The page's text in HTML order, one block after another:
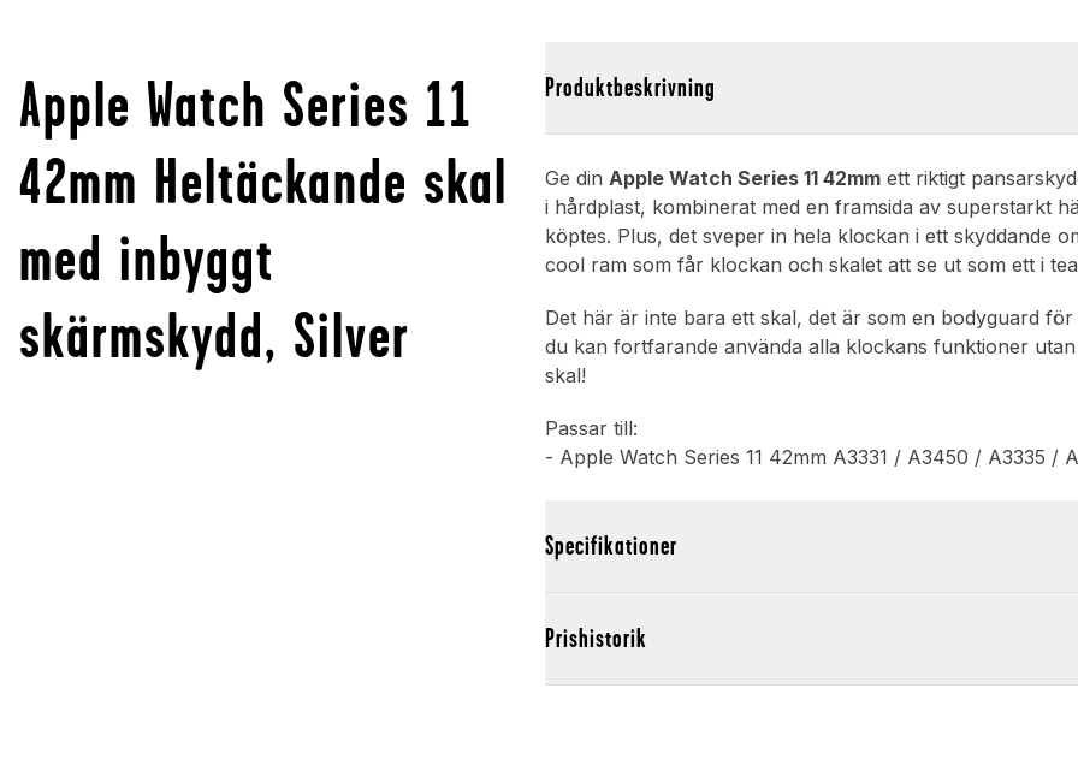
Apple Watch Series 11
42mm Heltäckande skal
med inbyggt
skärmskydd, Silver
Produktbeskrivning
Ge dinApple Watch Series 11 42mm ett riktigt
i hårdplast, kombinerat med en framsida av superstarkt
köptes. Plus, det sveper in hela klockan i ett skyddande
cool ram som får klockan och skalet att se ut som ett i
Det här är inte bara ett skal, det är som en bodyguard
du kan fortfarande använda alla klockans funktioner
skal!
Passar till:
- Apple Watch Series 11 42mm A3331 / A3450 / A3335 /
Specifikationer
Prishistorik